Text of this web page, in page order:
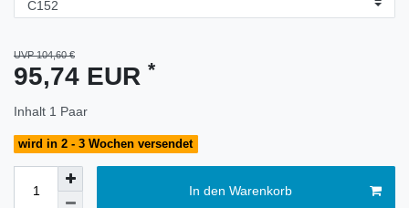
UVP 104,60 €
95,74 EUR *
Inhalt 1 Paar
wird in 2 - 3 Wochen versendet
In den Warenkorb